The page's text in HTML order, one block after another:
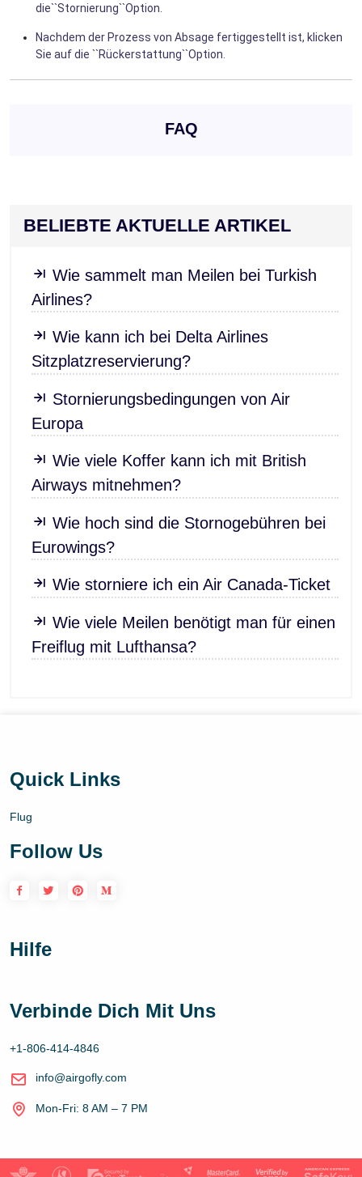
die``Stornierung``Option.
Nachdem der Prozess von Absage fertiggestellt ist, klicken
Sie auf die ``Rückerstattung``Option.
FAQ
BELIEBTE AKTUELLE ARTIKEL
Wie sammelt man Meilen bei Turkish
Airlines?
Wie kann ich bei Delta Airlines
Sitzplatzreservierung?
Stornierungsbedingungen von Air
Europa
Wie viele Koffer kann ich mit British
Airways mitnehmen?
Wie hoch sind die Stornogebühren bei
Eurowings?
Wie storniere ich ein Air Canada-Ticket
Wie viele Meilen benötigt man für einen
Freiflug mit Lufthansa?
Quick Links
Flug
Follow Us
Hilfe
Verbinde Dich Mit Uns
+1-806-414-4846
info@airgofly.com
Mon-Fri: 8 AM – 7 PM